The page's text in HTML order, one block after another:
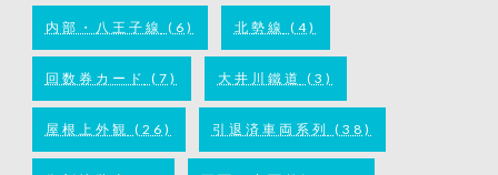
内部・八王子線 (6) 北勢線 (4)
回数券カード (7) 大井川鐵道 (3)
屋根上外観 (26) 引退済車両系列 (38)